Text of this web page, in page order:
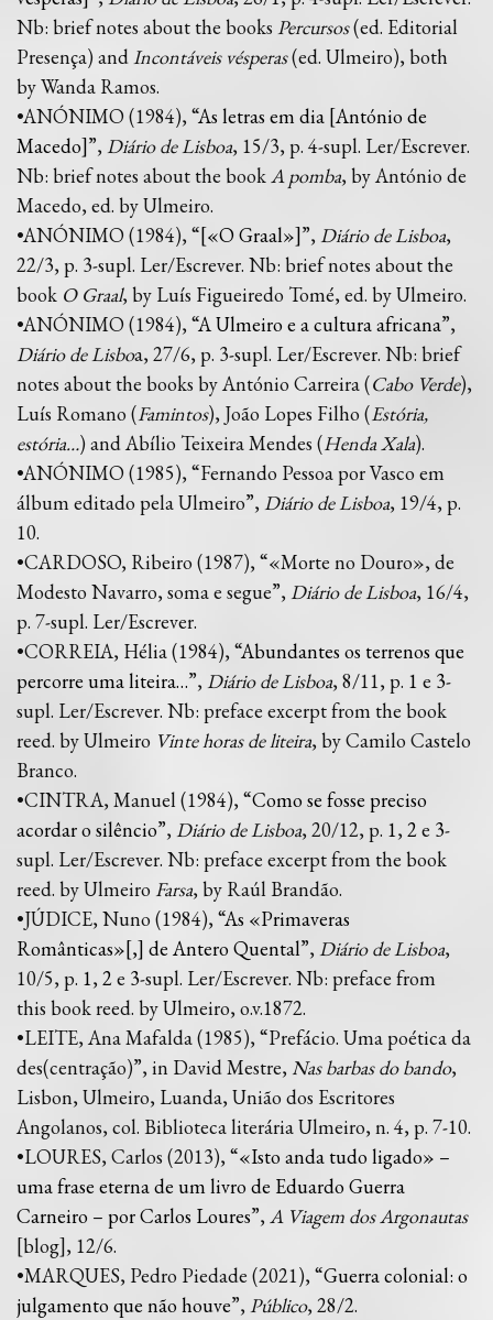
Nb: brief notes about the books Percursos(ed. Editorial
Presença) andIncontáveis vésperas(ed. Ulmeiro), both
by Wanda Ramos.
•ANÓNIMO (1984), “As letras em dia [António de
Macedo]”, Diário de Lisboa, 15/3, p. 4-supl. Ler/Escrever.
Nb: brief notes about the bookA pomba, by António de
Macedo, ed. by Ulmeiro.
•ANÓNIMO (1984), “[«O Graal»]”, Diário de Lisboa,
22/3, p. 3-supl. Ler/Escrever. Nb: brief notes about the
book O Graal, by Luís Figueiredo Tomé, ed. by Ulmeiro.
•ANÓNIMO (1984), “A Ulmeiro e a cultura africana”,
Diário de Lisboa, 27/6, p. 3-supl. Ler/Escrever. Nb: brief
notes about the books by António Carreira (Cabo Verde),
Luís Romano (Famintos), João Lopes Filho (Estória,
estória…) and Abílio Teixeira Mendes (Henda Xala).
•ANÓNIMO (1985), “Fernando Pessoa por Vasco em
álbum editado pela Ulmeiro”, Diário de Lisboa, 19/4, p.
10.
•CARDOSO, Ribeiro (1987), “«Morte no Douro», de
Modesto Navarro, soma e segue”, Diário de Lisboa, 16/4,
p. 7-supl. Ler/Escrever.
•CORREIA, Hélia (1984), “Abundantes os terrenos que
percorre uma liteira…”, Diário de Lisboa, 8/11, p. 1 e 3-
supl. Ler/Escrever. Nb: preface excerpt from the book
reed. by Ulmeiro Vinte horas de liteira, by Camilo Castelo
Branco.
•CINTRA, Manuel (1984), “Como se fosse preciso
acordar o silêncio”, Diário de Lisboa, 20/12, p. 1, 2e 3-
supl. Ler/Escrever. Nb: preface excerpt from the book
reed. by Ulmeiro Farsa, by Raúl Brandão.
•JÚDICE, Nuno (1984), “As «Primaveras
Românticas»[,] de Antero Quental”, Diário de Lisboa,
10/5, p. 1, 2e 3-supl. Ler/Escrever. Nb: preface from
this book reed. by Ulmeiro, o.v.1872.
•LEITE, Ana Mafalda (1985), “Prefácio. Uma poética da
des(centração)”, in David Mestre, Nas barbas do bando,
Lisbon, Ulmeiro, Luanda, União dos Escritores
Angolanos, col. Biblioteca literária Ulmeiro, n. 4, p. 7-10.
•LOURES, Carlos (2013), “«Isto anda tudo ligado» –
uma frase eterna de um livro de Eduardo Guerra
Carneiro – por Carlos Loures”, A Viagem dos Argonautas
[blog], 12/6.
•MARQUES, Pedro Piedade (2021), “Guerra colonial: o
julgamento que não houve”, Público, 28/2.